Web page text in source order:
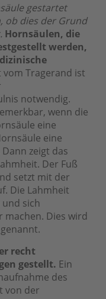
gestartet
ob dies der Grund
Hornsäulen, die
werden,
Tragerand ist
notwendig.
wenn die
eine
eine
zeigt das
Der Fuß
setzt mit der
Die Lahmheit
sich
Dies wird
recht
gestellt. Ein
des
von der